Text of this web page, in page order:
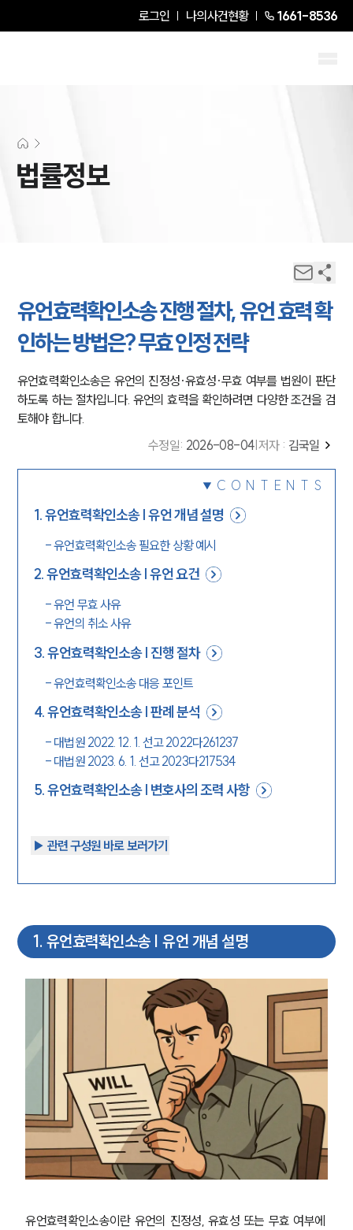
로그인 나의사건현황 1661-8536
법률정보
유언효력확인소송 진행 절차, 유언 효력 확
인하는 방법은? 무효 인정 전략
유언효력확인소송은 유언의 진정성·유효성·무효 여부를 법원이 판단
하도록 하는 절차입니다. 유언의 효력을 확인하려면 다양한 조건을 검
토해야 합니다.
수정일: 2026-08-04 저자 : 김국일
CONTENTS
1.유언효력확인소송 | 유언 개념 설명
-유언효력확인소송 필요한 상황 예시
2.유언효력확인소송 | 유언 요건
-유언 무효 사유
-유언의 취소 사유
3.유언효력확인소송 | 진행 절차
-유언효력확인소송 대응 포인트
4.유언효력확인소송 | 판례 분석
- 대법원 2022. 12. 1. 선고 2022다261237
- 대법원 2023. 6. 1. 선고 2023다217534
5.유언효력확인소송 | 변호사의 조력 사항
▶︎ 관련 구성원 바로 보러가기
1. 유언효력확인소송 | 유언 개념 설명
유언효력확인소송이란 유언의 진정성, 유효성 또는 무효 여부에